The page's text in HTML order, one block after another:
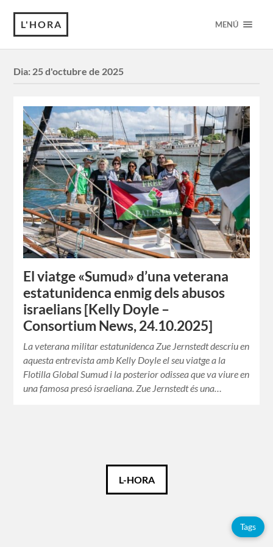
L'HORA MENÚ
Dia: 25 d'octubre de 2025
El viatge «Sumud» d’una veterana
estatunidenca enmig dels abusos
israelians [Kelly Doyle –
Consortium News, 24.10.2025]
La veterana militar estatunidenca Zue Jernstedt descriu en
aquesta entrevista amb Kelly Doyle el seu viatge a la
Flotilla Global Sumud i la posterior odissea que va viure en
una famosa presó israeliana. Zue Jernstedt és una…
L-HORA
Tags